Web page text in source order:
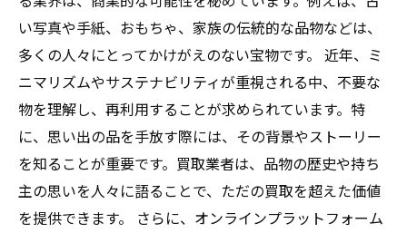
い写真や手紙、おもちゃ、家族の伝統的な品物などは、
多くの人々にとってかけがえのない宝物です。 近年、ミ
ニマリズムやサステナビリティが重視される中、不要な
物を理解し、再利用することが求められています。特
に、思い出の品を手放す際には、その背景やストーリー
を知ることが重要です。買取業者は、品物の歴史や持ち
主の思いを人々に語ることで、ただの買取を超えた価値
を提供できます。 さらに、オンラインプラットフォーム